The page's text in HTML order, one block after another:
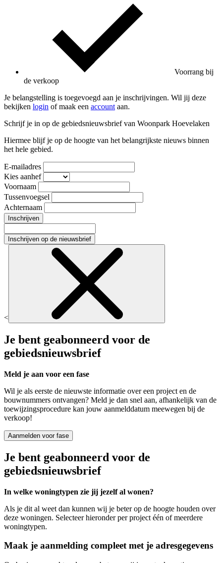
Voorrang bij
de verkoop
Je belangstelling is toegevoegd aan je inschrijvingen. Wil jij deze
bekijken login of maak een account aan.
Schrijf je in op de gebiedsnieuwsbrief van Woonpark Hoevelaken
Hiermee blijf je op de hoogte van het belangrijkste nieuws binnen
het hele gebied.
E-mailadres
Kies aanhef
Voornaam
Tussenvoegsel
Achternaam
Inschrijven
Inschrijven op de nieuwsbrief
<
Je bent geabonneerd voor de
gebiedsnieuwsbrief
Meld je aan voor een fase
Wil je als eerste de nieuwste informatie over een project en de
bouwnummers ontvangen? Meld je dan snel aan, afhankelijk van de
toewijzingsprocedure kan jouw aanmelddatum meewegen bij de
verkoop!
Aanmelden voor fase
Je bent geabonneerd voor de
gebiedsnieuwsbrief
In welke woningtypen zie jij jezelf al wonen?
Als je dit al weet dan kunnen wij je beter op de hoogte houden over
deze woningen. Selecteer hieronder per project één of meerdere
woningtypen.
Maak je aanmelding compleet met je adresgegevens